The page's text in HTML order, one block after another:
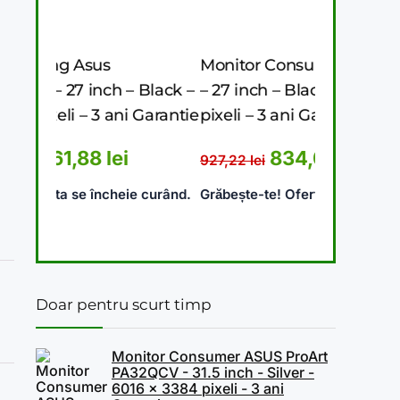
lei.
– Black –
Garantie
a fost: 1.489,62 lei.
Prețul curent este: 1.261,88 lei.
curând.
Monitor Consumer Asus VA27AQ
– 27 inch – Black – 2560 x 1440
pixeli – 3 ani Garantie
927,22 Prețul inițial a fost:
834,08leiPrețul curent
Grăbește-te! Oferta se încheie curând.
Doar pentru scurt timp
Monitor Consumer ASUS ProArt
PA32QCV - 31.5 inch - Silver -
6016 x 3384 pixeli - 3 ani